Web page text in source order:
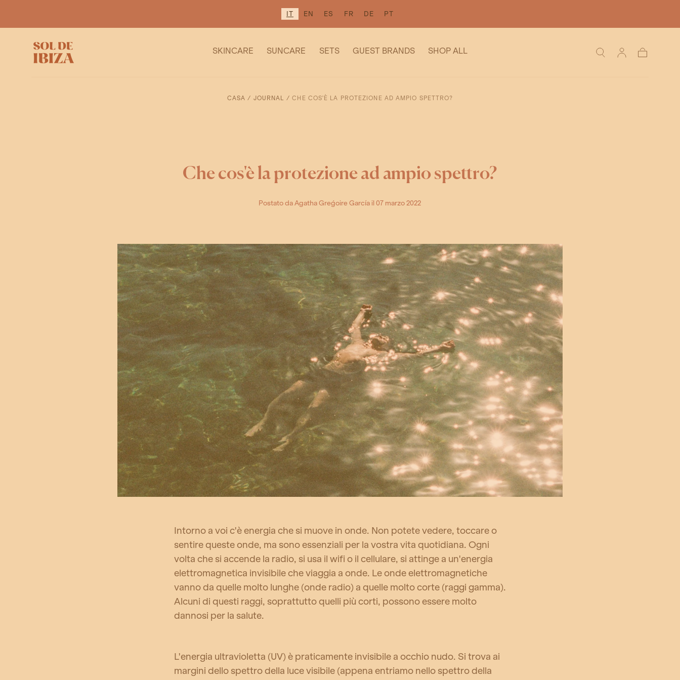
IT EN ES FR DE PT
SKINCARE SUNCARE SETS GUEST BRANDS SHOP ALL
CASA / JOURNAL / CHE COS'È LA PROTEZIONE AD AMPIO SPETTRO?
Che cos'è la protezione ad ampio spettro?
Postato da Agatha Greǵoire García il 07 marzo 2022
Intorno a voi c'è energia che si muove in onde. Non potete vedere, toccare o
sentire queste onde, ma sono essenziali per la vostra vita quotidiana. Ogni
volta che si accende la radio, si usa il wifi o il cellulare, si attinge a un'energia
elettromagnetica invisibile che viaggia a onde. Le onde elettromagnetiche
vanno da quelle molto lunghe (onde radio) a quelle molto corte (raggi gamma).
Alcuni di questi raggi, soprattutto quelli più corti, possono essere molto
dannosi per la salute.
L'energia ultravioletta (UV) è praticamente invisibile a occhio nudo. Si trova ai
margini dello spettro della luce visibile (appena entriamo nello spettro della